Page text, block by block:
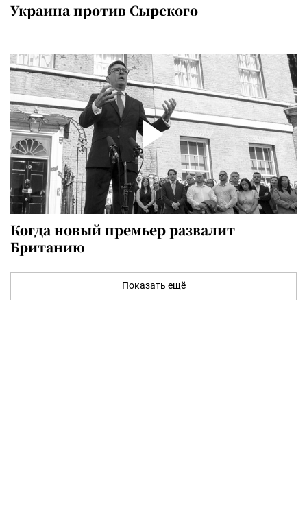
Украина против Сырского
Когда новый премьер развалит
Британию
Показать ещё